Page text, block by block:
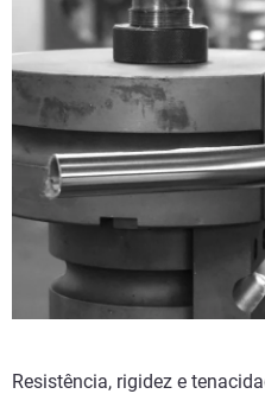
Resistência, rigidez e